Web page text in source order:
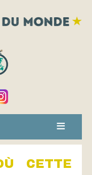
CETTE